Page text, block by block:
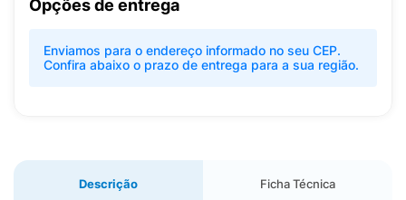
Opções de entrega
Enviamos para o endereço informado no seu CEP.
Confira abaixo o prazo de entrega para a sua região.
Descrição Ficha Técnica